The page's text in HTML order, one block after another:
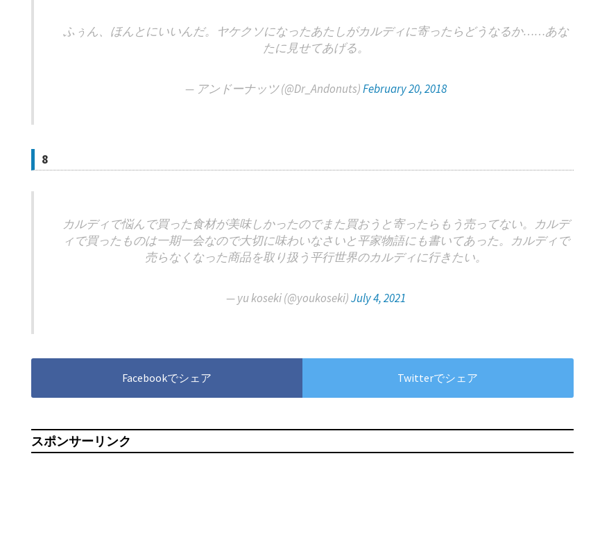
ふぅん、ほんとにいいんだ。ヤケクソになったあたしがカルディに寄ったらどうなるか……あな
たに見せてあげる。
— アンドーナッツ (@Dr_Andonuts)February 20, 2018
8
カルディで悩んで買った食材が美味しかったのでまた買おうと寄ったらもう売ってない。カルデ
ィで買ったものは一期一会なので大切に味わいなさいと平家物語にも書いてあった。カルディで
売らなくなった商品を取り扱う平行世界のカルディに行きたい。
— yu koseki (@youkoseki)July 4, 2021
Facebookでシェア Twitterでシェア
スポンサーリンク